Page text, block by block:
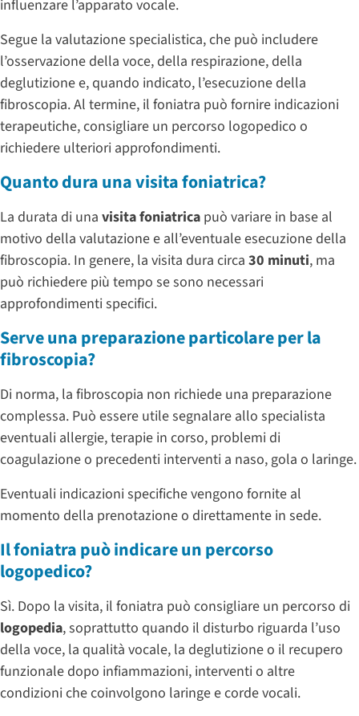
influenzare l’apparato vocale.
Segue la valutazione specialistica, che può includere
l’osservazione della voce, della respirazione, della
deglutizione e, quando indicato, l’esecuzione della
fibroscopia. Al termine, il foniatra può fornire indicazioni
terapeutiche, consigliare un percorso logopedico o
richiedere ulteriori approfondimenti.
Quanto dura una visita foniatrica?
La durata di una visita foniatrica può variare in base al
motivo della valutazione e all’eventuale esecuzione della
fibroscopia. In genere, la visita dura circa 30 minuti, ma
può richiedere più tempo se sono necessari
approfondimenti specifici.
Serve una preparazione particolare per la
fibroscopia?
Di norma, la fibroscopia non richiede una preparazione
complessa. Può essere utile segnalare allo specialista
eventuali allergie, terapie in corso, problemi di
coagulazione o precedenti interventi a naso, gola o laringe.
Eventuali indicazioni specifiche vengono fornite al
momento della prenotazione o direttamente in sede.
Il foniatra può indicare un percorso
logopedico?
Sì. Dopo la visita, il foniatra può consigliare un percorso di
logopedia, soprattutto quando il disturbo riguarda l’uso
della voce, la qualità vocale, la deglutizione o il recupero
funzionale dopo infiammazioni, interventi o altre
condizioni che coinvolgono laringe e corde vocali.